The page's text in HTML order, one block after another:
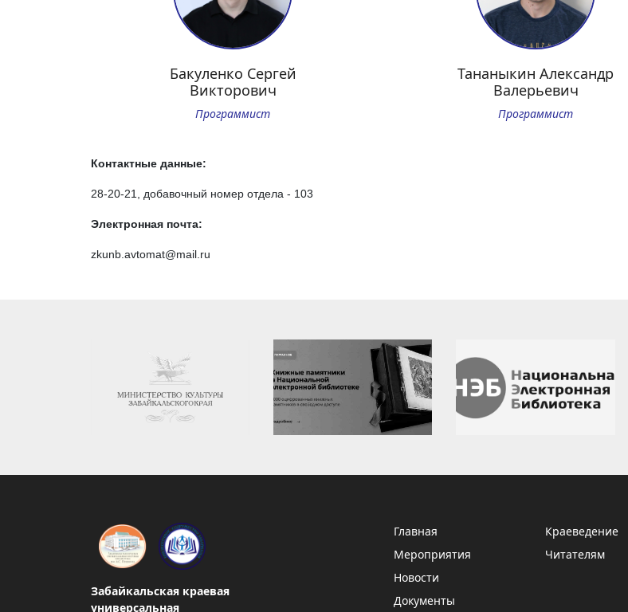
Бакуленко Сергей
Викторович
Программист
Тананыкин Александр
Валерьевич
Программист
Контактные данные:
28-20-21, добавочный номер отдела - 103
Электронная почта:
zkunb.avtomat@mail.ru
Забайкальская краевая
универсальная
Главная
Мероприятия
Новости
Документы
Краеведение
Читателям